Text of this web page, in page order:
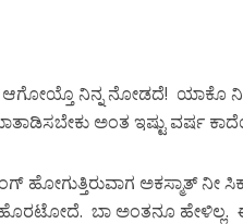
ಆಗೋಯ್ತೊ ನಿನ್ನ ನೋಡದೆ! ಯಾಕೊ
ಅಂತ ಇಷ್ಟು ವರ್ಷ
ಹೋಗುತ್ತಿರುವಾಗ ಅಕಸ್ಮಾತ್
ಬಾ ಅಂತನೂ ಹೇಳಿಲ್ಲ.